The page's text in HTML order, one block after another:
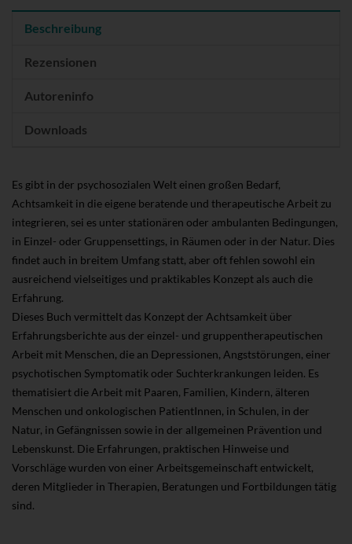
Beschreibung
Rezensionen
Autoreninfo
Downloads
Es gibt in der psychosozialen Welt einen großen Bedarf,
Achtsamkeit in die eigene beratende und therapeutische Arbeit zu
integrieren, sei es unter stationären oder ambulanten Bedingungen,
in Einzel- oder Gruppensettings, in Räumen oder in der Natur. Dies
findet auch in breitem Umfang statt, aber oft fehlen sowohl ein
ausreichend vielseitiges und praktikables Konzept als auch die
Erfahrung.
Dieses Buch vermittelt das Konzept der Achtsamkeit über
Erfahrungsberichte aus der einzel- und gruppentherapeutischen
Arbeit mit Menschen, die an Depressionen, Angststörungen, einer
psychotischen Symptomatik oder Suchterkrankungen leiden. Es
thematisiert die Arbeit mit Paaren, Familien, Kindern, älteren
Menschen und onkologischen PatientInnen, in Schulen, in der
Natur, in Gefängnissen sowie in der allgemeinen Prävention und
Lebenskunst. Die Erfahrungen, praktischen Hinweise und
Vorschläge wurden von einer Arbeitsgemeinschaft entwickelt,
deren Mitglieder in Therapien, Beratungen und Fortbildungen tätig
sind.